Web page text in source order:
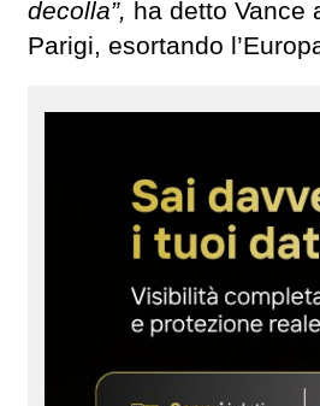
decolla”, ha detto Vance
Parigi, esortando